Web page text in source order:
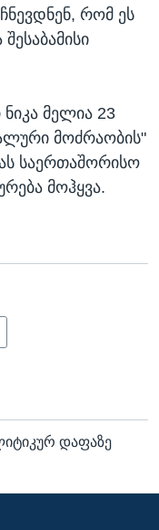
რომ ეს
მელია 23
მოძრაობის"
საერთაშორისო
მოჰყვა.
დაფაზე